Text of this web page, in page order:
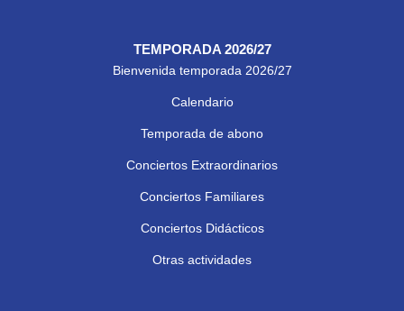
TEMPORADA 2026/27
Bienvenida temporada 2026/27
Calendario
Temporada de abono
Conciertos Extraordinarios
Conciertos Familiares
Conciertos Didácticos
Otras actividades